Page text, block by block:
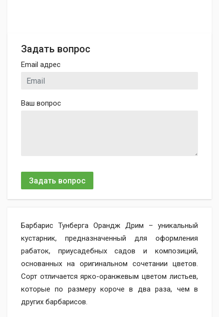
Задать вопрос
Email адрес
Ваш вопрос
Задать вопрос
Барбарис Тунберга Орандж Дрим – уникальный
кустарник, предназначенный для оформления
рабаток, приусадебных садов и композиций,
основанных на оригинальном сочетании цветов.
Сорт отличается ярко-оранжевым цветом листьев,
которые по размеру короче в два раза, чем в
других барбарисов.